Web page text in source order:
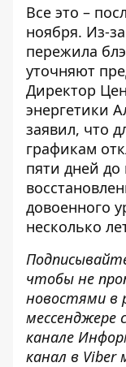
Все это –
ноября. Из-
пережила
уточняют
Директор
энергетики
заявил, что
графикам
пяти дней до
довоенного
несколько
чтобы не
новостями в
мессенджере
канале
канал в Viber